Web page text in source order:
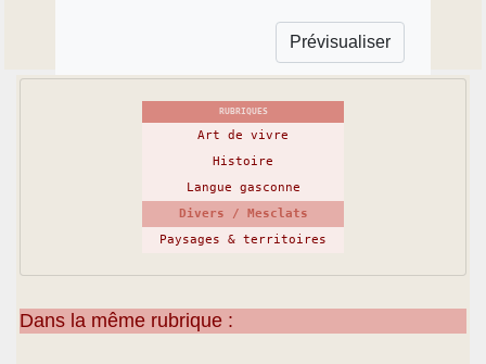
RUBRIQUES
Art de vivre
Histoire
Langue gasconne
Divers / Mesclats
Paysages & territoires
Dans la même rubrique :